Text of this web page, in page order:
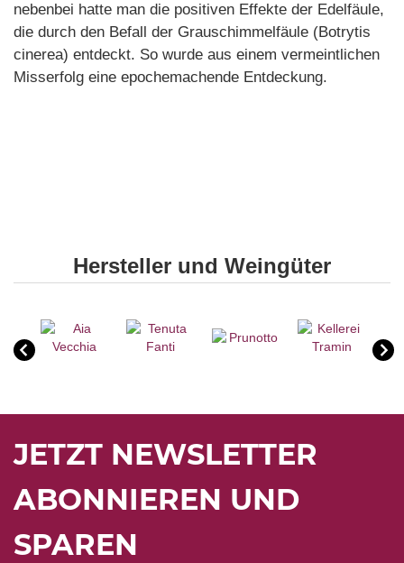
nebenbei hatte man die positiven Effekte der Edelfäule,
die durch den Befall der Grauschimmelfäule (Botrytis
cinerea) entdeckt. So wurde aus einem vermeintlichen
Misserfolg eine epochemachende Entdeckung.
Hersteller und Weingüter
JETZT NEWSLETTER
ABONNIEREN UND
SPAREN